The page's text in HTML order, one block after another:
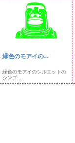
緑色のモアイの...
緑色のモアイのシルエットの
シンプ...